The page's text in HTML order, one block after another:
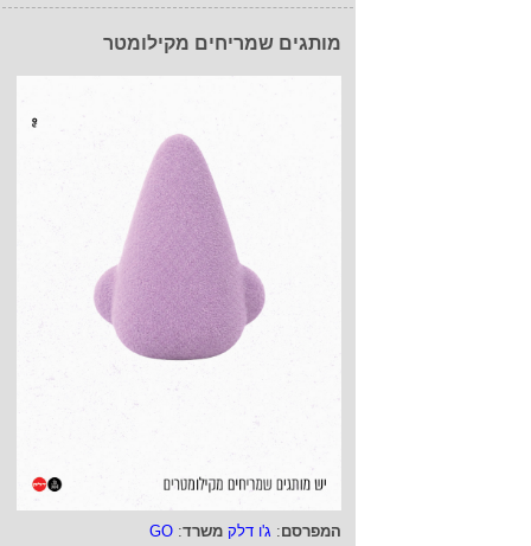
מותגים שמריחים מקילומטר
המפרסם: ג'ו דלק משרד:
GO